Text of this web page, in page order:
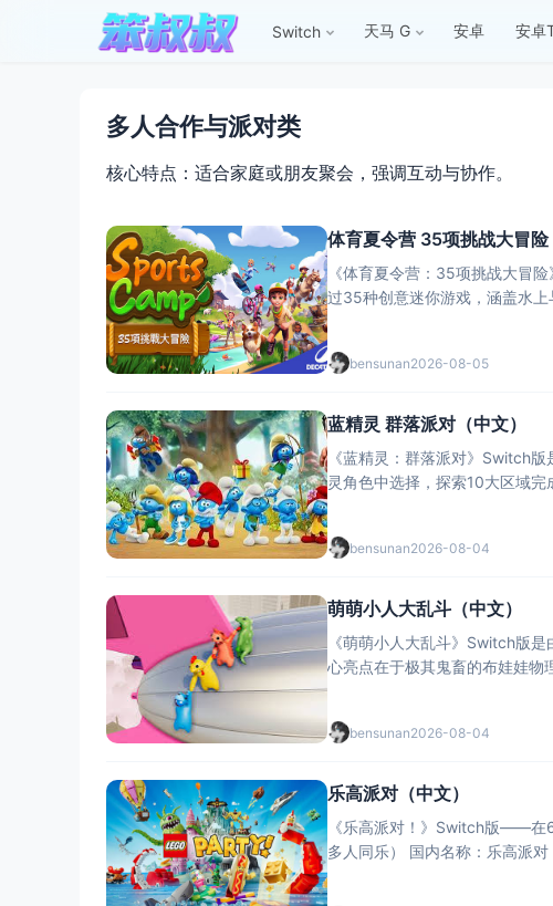
Switch 天马 G 安卓 安卓
多人合作与派对类
核心特点：适合家庭或朋友聚会，强调互动与协作。
体育夏令营 35项挑战大冒险
《体育夏令营：35项挑战大冒
过35种创意迷你游戏，涵盖水
bensunan2026-08-05
蓝精灵 群落派对（中文）
《蓝精灵：群落派对》Switch
灵角色中选择，探索10大区域
bensunan2026-08-04
萌萌小人大乱斗（中文）
《萌萌小人大乱斗》Switch版
心亮点在于极其鬼畜的布娃娃物
bensunan2026-08-04
乐高派对（中文）
《乐高派对！》Switch版——在
多人同乐） 国内名称